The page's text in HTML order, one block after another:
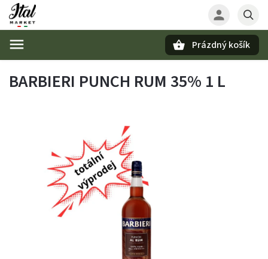
Prázdný košík
BARBIERI PUNCH RUM 35% 1 L